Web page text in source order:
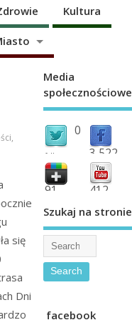
Kultura
,
się
Dni
Media
społecznościowe
0
followers 3,522
fans
91 412
Szukaj na stronie
facebook